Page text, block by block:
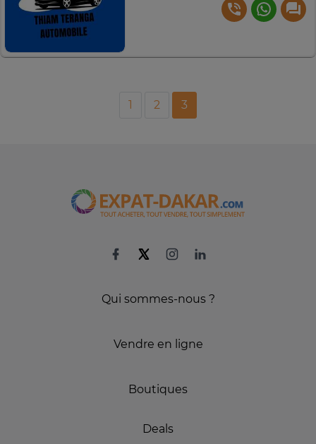
1 2 3
Qui sommes-nous ?
Vendre en ligne
Boutiques
Deals